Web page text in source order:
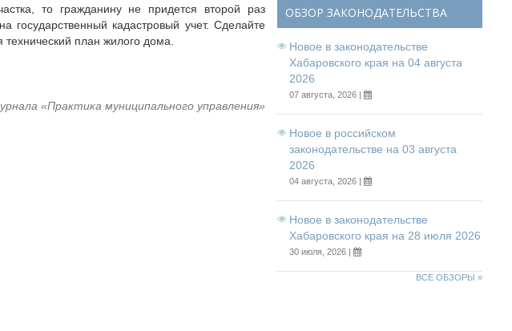
то гражданину не придется второй раз
государственный кадастровый учет. Сделайте
план жилого дома.
«Практика муниципального управления»
ОБЗОР ЗАКОНОДАТЕЛЬСТВА
Новое в законодательстве
Хабаровского края на 04 августа
2026
07 августа, 2026 |
Новое в российском
законодательстве на 03 августа
2026
04 августа, 2026 |
Новое в законодательстве
Хабаровского края на 28 июля 2026
30 июля, 2026 |
ВСЕ ОБЗОРЫ »